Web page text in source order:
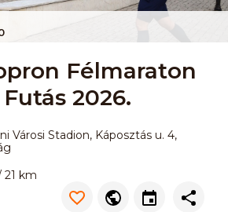
Félmaraton
2026.
Városi Stadion, Káposztás u. 4,
21 km